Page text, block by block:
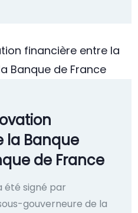
la Banque
de France
été signé par
gouverneure de la